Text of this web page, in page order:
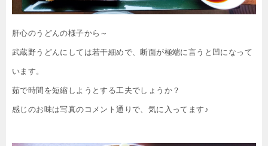
肝心のうどんの様子から～
武蔵野うどんにしては若干細めで、断面が極端に言うと凹になって
います。
茹で時間を短縮しようとする工夫でしょうか？
感じのお味は写真のコメント通りで、気に入ってます♪